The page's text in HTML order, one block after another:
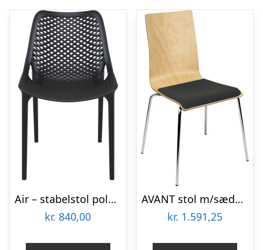
Air – stabelstol polypropylen – Sort
kr. 840,00
AVANT stol m/sædepolster bøg
kr. 1.591,25